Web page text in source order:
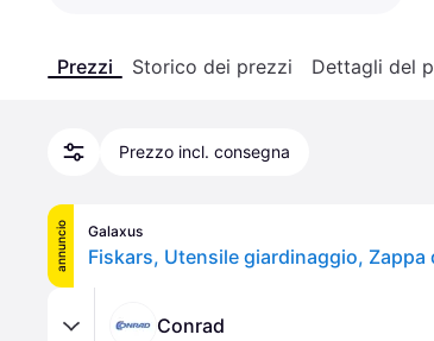
Prezzi Storico dei prezzi Dettagli del
Prezzo incl. consegna
annuncio Galaxus
Fiskars, Utensile giardinaggio, Zappa
Conrad